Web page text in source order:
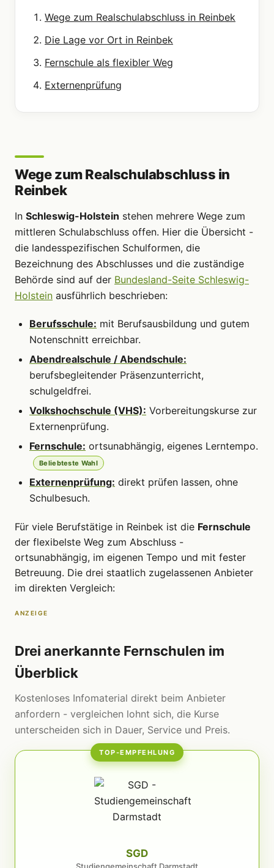
Wege zum Realschulabschluss in Reinbek
Die Lage vor Ort in Reinbek
Fernschule als flexibler Weg
Externenprüfung
Wege zum Realschulabschluss in
Reinbek
In Schleswig-Holstein stehen mehrere Wege zum
mittleren Schulabschluss offen. Hier die Übersicht -
die landesspezifischen Schulformen, die
Bezeichnung des Abschlusses und die zuständige
Behörde sind auf der Bundesland-Seite Schleswig-
Holstein ausführlich beschrieben:
Berufsschule: mit Berufsausbildung und gutem
Notenschnitt erreichbar.
Abendrealschule / Abendschule:
berufsbegleitender Präsenzunterricht,
schulgeldfrei.
Volkshochschule (VHS): Vorbereitungskurse zur
Externenprüfung.
Fernschule: ortsunabhängig, eigenes Lerntempo.
Beliebteste Wahl
Externenprüfung: direkt prüfen lassen, ohne
Schulbesuch.
Für viele Berufstätige in Reinbek ist die Fernschule
der flexibelste Weg zum Abschluss -
ortsunabhängig, im eigenen Tempo und mit fester
Betreuung. Die drei staatlich zugelassenen Anbieter
im direkten Vergleich:
ANZEIGE
Drei anerkannte Fernschulen im
Überblick
Kostenloses Infomaterial direkt beim Anbieter
anfordern - vergleichen lohnt sich, die Kurse
unterscheiden sich in Dauer, Service und Preis.
TOP-EMPFEHLUNG
SGD
Studiengemeinschaft Darmstadt